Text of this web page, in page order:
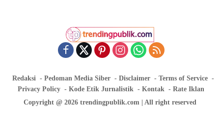
Redaksi Pedoman Media Siber Disclaimer
Terms of Service
Privacy Policy
Kode Etik Jurnalistik Kontak
Rate Iklan
Copyright @ 2026 trendingpublik.com | All right reserved